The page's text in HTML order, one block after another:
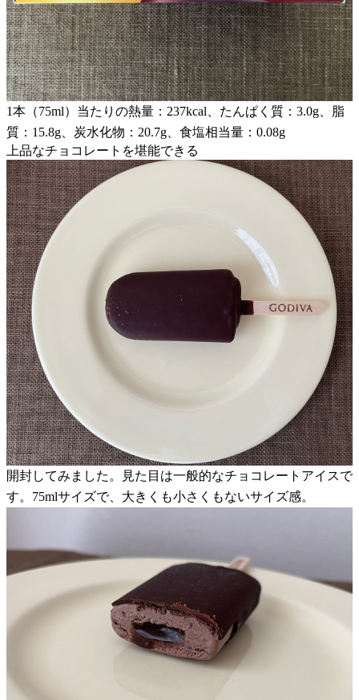
1本（75ml）当たりの熱量：237kcal、たんぱく質：3.0g、脂
質：15.8g、炭水化物：20.7g、食塩相当量：0.08g
上品なチョコレートを堪能できる
開封してみました。見た目は一般的なチョコレートアイスで
す。75mlサイズで、大きくも小さくもないサイズ感。